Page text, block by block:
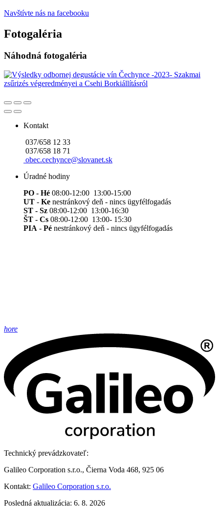
Navštívte nás na facebooku
Fotogaléria
Náhodná fotogaléria
Kontakt
037/658 12 33
037/658 18 71
obec.cechynce@slovanet.sk
Úradné hodiny
PO - Hé 08:00-12:00 13:00-15:00
UT - Ke nestránkový deň - nincs ügyfélfogadás
ST - Sz 08:00-12:00 13:00-16:30
ŠT - Cs 08:00-12:00 13:00- 15:30
PIA - Pé nestránkový deň - nincs ügyfélfogadás
hore
Technický prevádzkovateľ:
Galileo Corporation s.r.o., Čierna Voda 468, 925 06
Kontakt: Galileo Corporation s.r.o.
Posledná aktualizácia: 6. 8. 2026